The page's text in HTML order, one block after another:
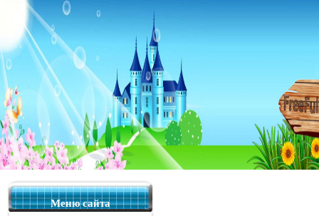
Меню сайта